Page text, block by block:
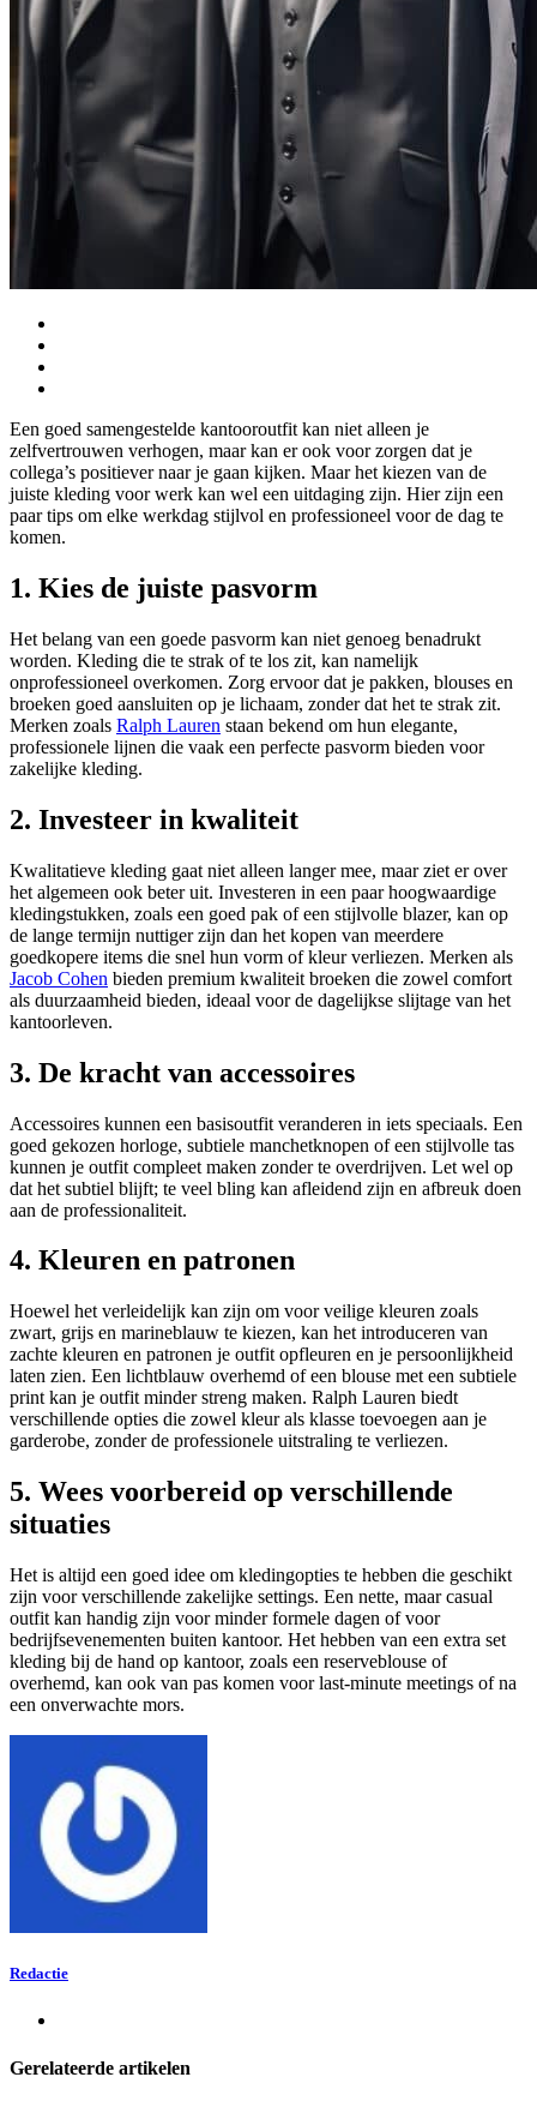
Een goed samengestelde kantooroutfit kan niet alleen je
zelfvertrouwen verhogen, maar kan er ook voor zorgen dat je
collega’s positiever naar je gaan kijken. Maar het kiezen van de
juiste kleding voor werk kan wel een uitdaging zijn. Hier zijn een
paar tips om elke werkdag stijlvol en professioneel voor de dag te
komen.
1. Kies de juiste pasvorm
Het belang van een goede pasvorm kan niet genoeg benadrukt
worden. Kleding die te strak of te los zit, kan namelijk
onprofessioneel overkomen. Zorg ervoor dat je pakken, blouses en
broeken goed aansluiten op je lichaam, zonder dat het te strak zit.
Merken zoals Ralph Lauren staan bekend om hun elegante,
professionele lijnen die vaak een perfecte pasvorm bieden voor
zakelijke kleding.
2. Investeer in kwaliteit
Kwalitatieve kleding gaat niet alleen langer mee, maar ziet er over
het algemeen ook beter uit. Investeren in een paar hoogwaardige
kledingstukken, zoals een goed pak of een stijlvolle blazer, kan op
de lange termijn nuttiger zijn dan het kopen van meerdere
goedkopere items die snel hun vorm of kleur verliezen. Merken als
Jacob Cohen bieden premium kwaliteit broeken die zowel comfort
als duurzaamheid bieden, ideaal voor de dagelijkse slijtage van het
kantoorleven.
3. De kracht van accessoires
Accessoires kunnen een basisoutfit veranderen in iets speciaals. Een
goed gekozen horloge, subtiele manchetknopen of een stijlvolle tas
kunnen je outfit compleet maken zonder te overdrijven. Let wel op
dat het subtiel blijft; te veel bling kan afleidend zijn en afbreuk doen
aan de professionaliteit.
4. Kleuren en patronen
Hoewel het verleidelijk kan zijn om voor veilige kleuren zoals
zwart, grijs en marineblauw te kiezen, kan het introduceren van
zachte kleuren en patronen je outfit opfleuren en je persoonlijkheid
laten zien. Een lichtblauw overhemd of een blouse met een subtiele
print kan je outfit minder streng maken. Ralph Lauren biedt
verschillende opties die zowel kleur als klasse toevoegen aan je
garderobe, zonder de professionele uitstraling te verliezen.
5. Wees voorbereid op verschillende
situaties
Het is altijd een goed idee om kledingopties te hebben die geschikt
zijn voor verschillende zakelijke settings. Een nette, maar casual
outfit kan handig zijn voor minder formele dagen of voor
bedrijfsevenementen buiten kantoor. Het hebben van een extra set
kleding bij de hand op kantoor, zoals een reserveblouse of
overhemd, kan ook van pas komen voor last-minute meetings of na
een onverwachte mors.
Redactie
Gerelateerde artikelen